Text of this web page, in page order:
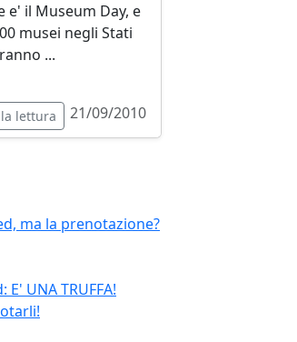
e' il Museum Day, e
musei negli Stati
...
lettura 21/09/2010
ma la prenotazione?
UNA TRUFFA!